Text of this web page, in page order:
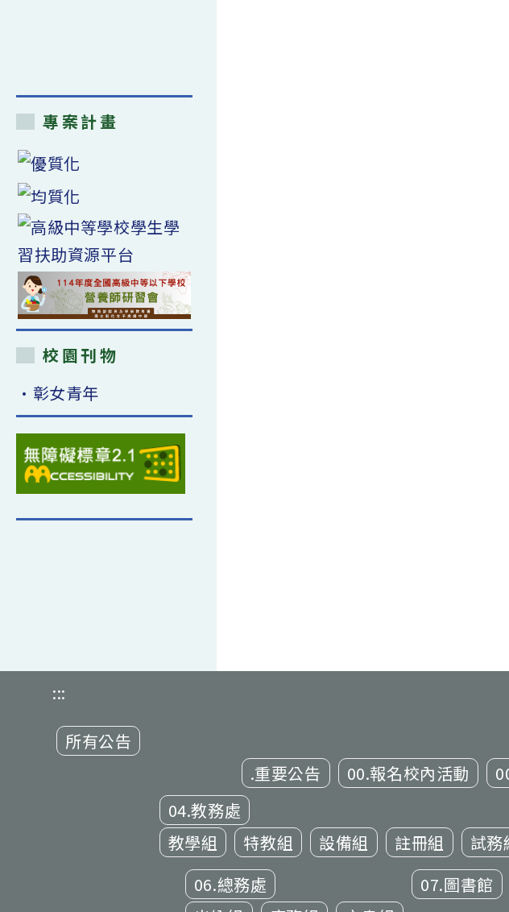
專案計畫
校園刊物
•彰女青年
:::
所有公告
.重要公告
00.報名校內活動
04.教務處
教學組
特教組 設備組 註冊組 試務
06.總務處
07.圖書館